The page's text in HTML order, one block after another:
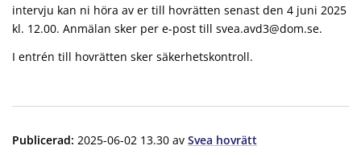
intervju kan ni höra av er till hovrätten senast den 4 juni 2025
kl. 12.00. Anmälan sker per e-post till svea.avd3@dom.se.
I entrén till hovrätten sker säkerhetskontroll.
Publicerad: 2025-06-02 13.30 av Svea hovrätt